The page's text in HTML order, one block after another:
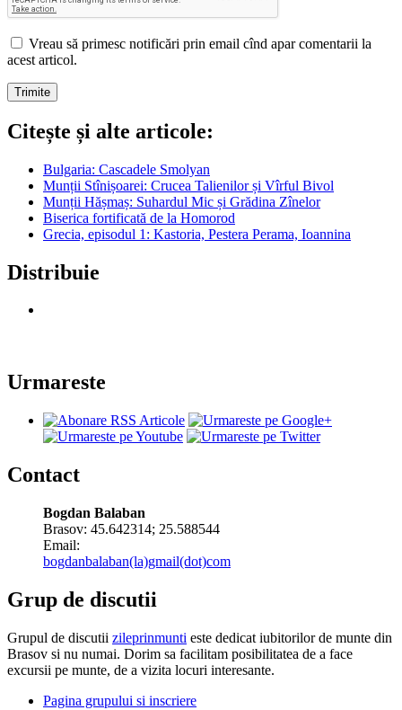
Vreau să primesc notificări prin email cînd apar comentarii la
acest articol.
Citește și alte articole:
Bulgaria: Cascadele Smolyan
Munții Stînișoarei: Crucea Talienilor și Vîrful Bivol
Munții Hășmaș: Suhardul Mic și Grădina Zînelor
Biserica fortificată de la Homorod
Grecia, episodul 1: Kastoria, Pestera Perama, Ioannina
Distribuie
Urmareste
Contact
Bogdan Balaban
Brasov: 45.642314; 25.588544
Email:
bogdanbalaban(la)gmail(dot)com
Grup de discutii
Grupul de discutii zileprinmunti este dedicat iubitorilor de munte din
Brasov si nu numai. Dorim sa facilitam posibilitatea de a face
excursii pe munte, de a vizita locuri interesante.
Pagina grupului si inscriere